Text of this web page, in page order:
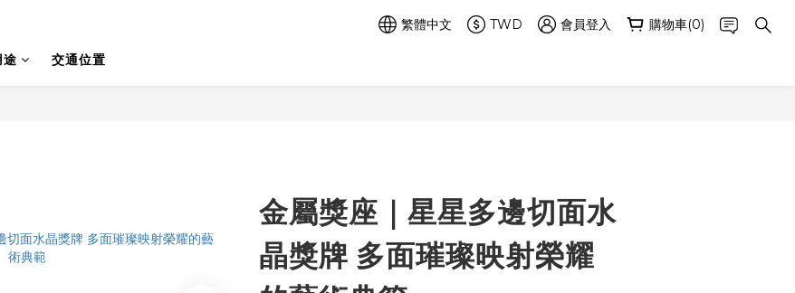
繁體中文 TWD 會員登入 購物車(0)
途 交通位置
金屬獎座｜星星多邊切面水
晶獎牌 多面璀璨映射榮耀